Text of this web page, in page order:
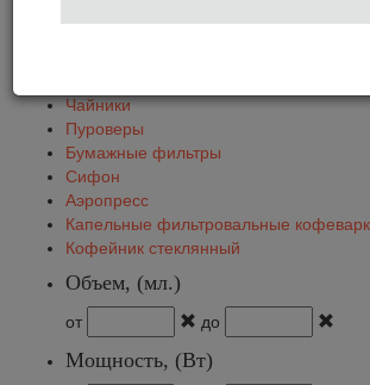
Устройства для
Чайники
Пуроверы
Бумажные фильтры
Сифон
Аэропресс
Капельные фильтровальные
Кофейник стеклянный
Объем, (мл.)
от до
Мощность, (Вт)